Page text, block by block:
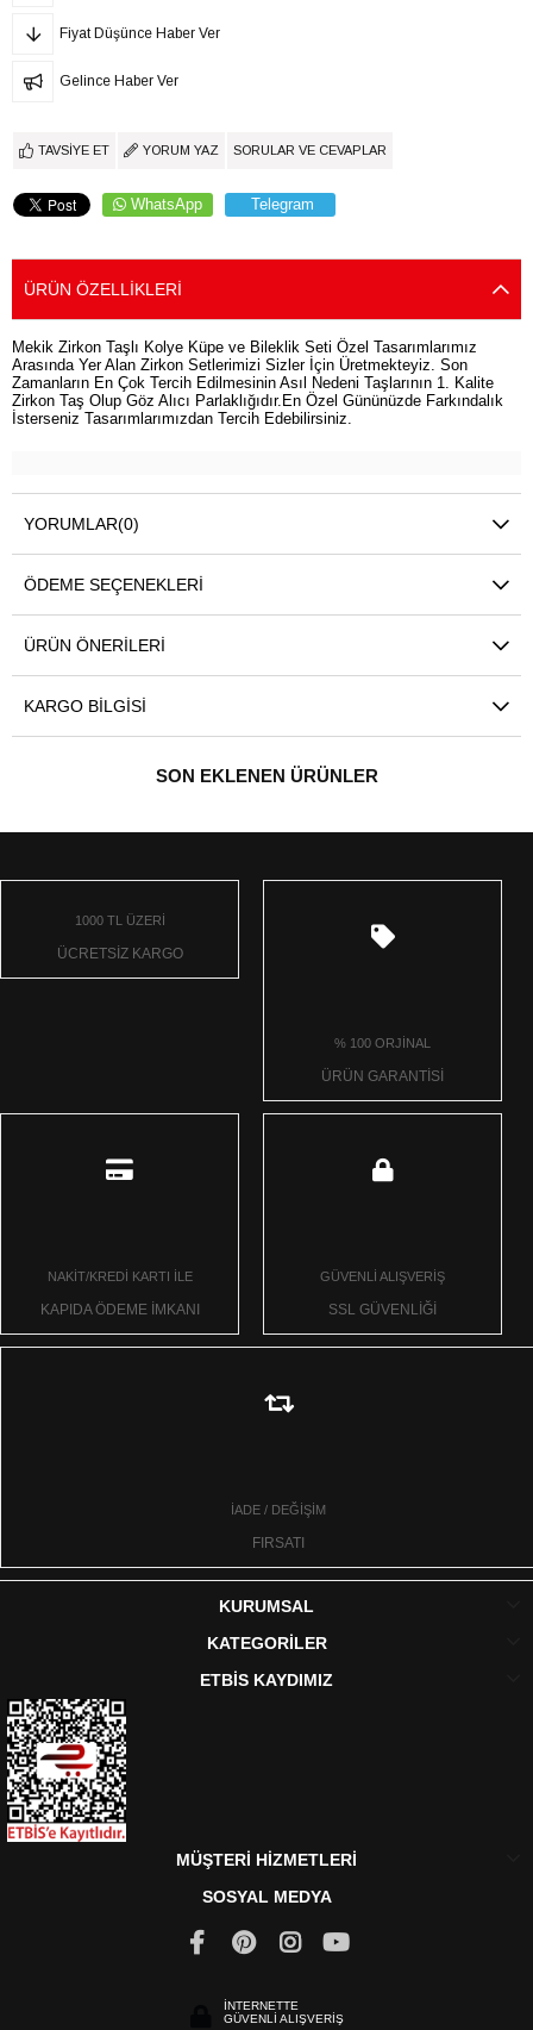
Fiyat Düşünce Haber Ver
Gelince Haber Ver
TAVSIYE ET YORUM YAZ SORULAR VE CEVAPLAR
WhatsApp Telegram
ÜRÜN ÖZELLIKLERI
Mekik Zirkon Taşlı Kolye Küpe ve Bileklik Seti Özel Tasarımlarımız
Arasında Yer Alan Zirkon Setlerimizi Sizler İçin Üretmekteyiz. Son
Zamanların En Çok Tercih Edilmesinin Asıl Nedeni Taşlarının 1. Kalite
Zirkon Taş Olup Göz Alıcı Parlaklığıdır.En Özel Gününüzde Farkındalık
İsterseniz Tasarımlarımızdan Tercih Edebilirsiniz.
YORUMLAR(0)
ÖDEME SEÇENEKLERI
ÜRÜN ÖNERILERI
KARGO BILGISI
SON EKLENEN ÜRÜNLER
1000 TL ÜZERİ
ÜCRETSİZ KARGO
% 100 ORJİNAL
ÜRÜN GARANTİSİ
NAKİT/KREDİ KARTI İLE
KAPIDA ÖDEME İMKANI
GÜVENLİ ALIŞVERİŞ
SSL GÜVENLİĞİ
İADE / DEĞİŞİM
FIRSATI
KURUMSAL
KATEGORİLER
ETBİS KAYDIMIZ
MÜŞTERİ HİZMETLERİ
SOSYAL MEDYA
İNTERNETTE
GÜVENLİ ALIŞVERİŞ